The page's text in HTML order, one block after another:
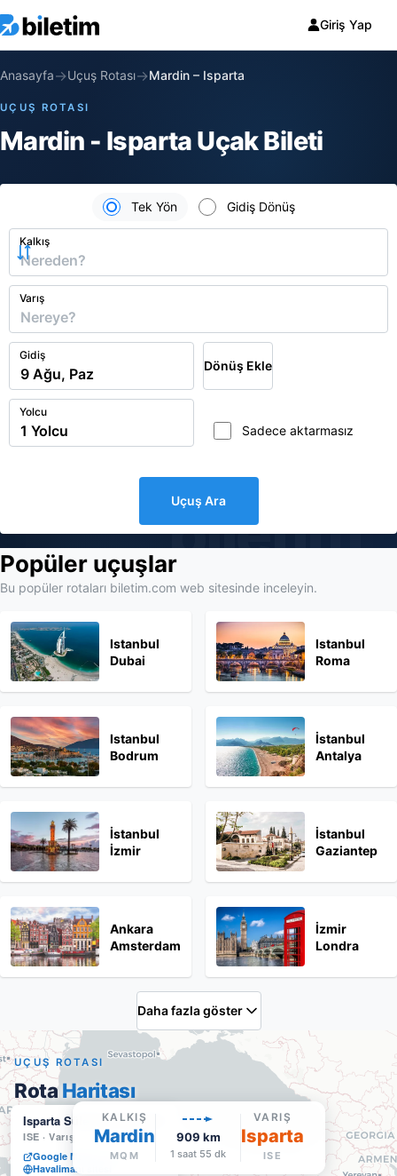
Giriş Yap
biletim
Anasayfa→Uçuş Rotası→Mardin – Isparta
UÇUŞ ROTASI
Mardin - Isparta Uçak Bileti
Tek Yön Gidiş Dönüş
Kalkış
Varış
Gidiş
Dönüş Ekle
Yolcu
Sadece aktarmasız
Uçuş Ara
Popüler uçuşlar
Bu popüler rotaları biletim.com web sitesinde inceleyin.
Istanbul
Dubai
Istanbul
Roma
Istanbul
Bodrum
İstanbul
Antalya
İstanbul
İzmir
İstanbul
Gaziantep
Ankara
Amsterdam
İzmir
Londra
Daha fazla göster
Isparta Süleyman Demirel
ISE ·Varış
Google Maps'te aç
Havalimanı sitesi
UÇUŞ ROTASI
Rota Haritası
KALKIŞ
Mardin
MQM
909 km
1 saat 55 dk
VARIŞ
Isparta
ISE